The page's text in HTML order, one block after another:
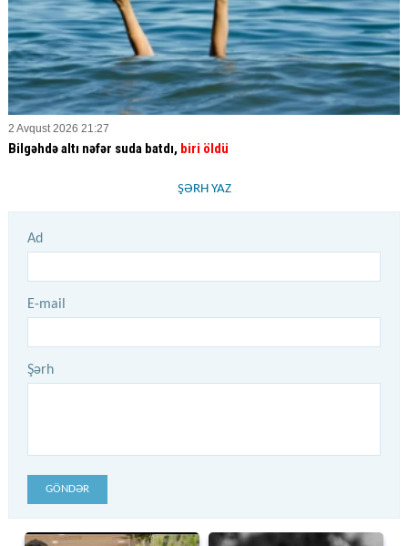
2 Avqust 2026 21:27
Bilgəhdə altı nəfər suda batdı, biri öldü
ŞƏRH YAZ
Ad
E-mail
Şərh
GÖNDƏR